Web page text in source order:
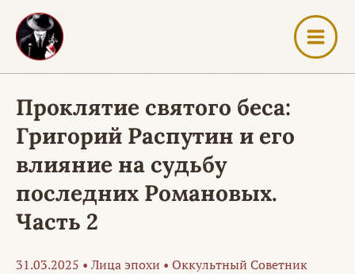
Перейти
содержимому
Проклятие святого беса:
Григорий Распутин и его
влияние на судьбу
последних Романовых.
Часть 2
31.03.2025 • Лица эпохи • Оккультный Советник